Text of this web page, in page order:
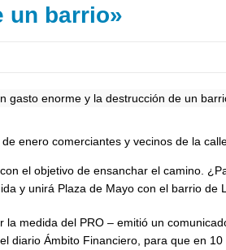
un barrio»
de enero comerciantes y vecinos de la
el objetivo de ensanchar el camino.
y unirá Plaza de Mayo con el barrio de
medida del PRO – emitió un
diario Ámbito Financiero, para que en